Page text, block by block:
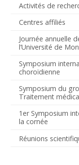
Activités de
Centres affiliés
Journée annuelle
l’Université de
Symposium
choroïdienne
Symposium du
Traitement
1er Symposium
la cornée
Réunions